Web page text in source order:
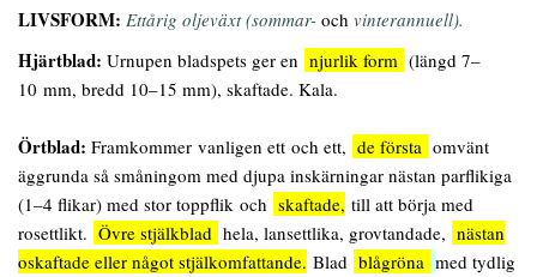
LIVSFORM: Ettårig oljeväxt (sommar- och vinterannuell).
Hjärtblad: Urnupen bladspets ger en njurlik form (längd 7–
10 mm, bredd 10–15 mm), skaftade. Kala.
Örtblad: Framkommer vanligen ett och ett, de första omvänt
äggrunda så småningom med djupa inskärningar nästan parflikiga
(1–4 flikar) med stor toppflik och skaftade, till att börja med
rosettlikt. Övre stjälkblad hela, lansettlika, grovtandade, nästan
oskaftade eller något stjälkomfattande. Blad blågröna med tydlig